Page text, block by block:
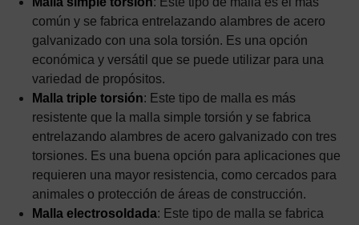
común y se fabrica entrelazando alambres de acero
galvanizado con una sola torsión. Es una opción
económica y versátil que se puede utilizar para una
variedad de propósitos.
Malla triple torsión: Este tipo de malla es más
resistente que la malla simple torsión y se fabrica
entrelazando alambres de acero galvanizado con tres
torsiones. Es una buena opción para aplicaciones que
requieren una mayor resistencia, como cercados para
animales o protección de áreas de construcción.
Malla electrosoldada: Este tipo de malla se fabrica